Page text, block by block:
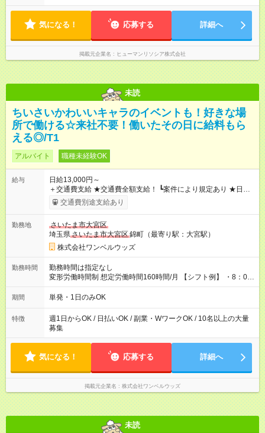
気になる！ 応募する 詳細へ
掲載元企業名 ヒューマンリソシア株式会社
未読
ちいさいかわいいキャラのイベントも！好きな場
所で働ける☆来社不要！働いたその日に給料もら
える◎/T1
アルバイト 職種未経験OK
給与
日給13,000円～
＋交通費支給 ★交通費全額支給！ ┗案件により規定あり ★日払
いOK！（規定あり） ┗働いたその日に現金GET♪ お仕事後はコ
ンビニATMから 日払い分を引き落とせます！ 【試用期間】試
交通費別途支給あり
勤務地
さいたま市大宮区
埼玉県さいたま市大宮区錦町（最寄り駅：大宮駅）
株式会社ワンベルウッズ
勤務時間
勤務時間は指定なし
変形労働時間制 想定労働時間160時間/月 【シフト例】 ・8：00
～21：00
期間 単発・1日のみOK
特徴
週1日からOK / 日払いOK / 副業・WワークOK / 10名以上の大量
募集
気になる！ 応募する 詳細へ
掲載元企業名 株式会社ワンベルウッズ
未読